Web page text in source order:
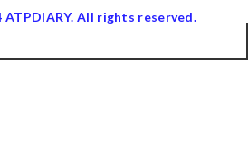
All rights reserved.